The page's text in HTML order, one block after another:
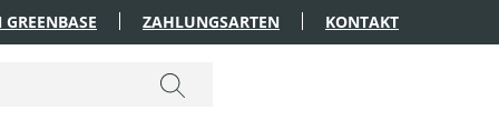
ZAHLUNGSARTEN KONTAKT